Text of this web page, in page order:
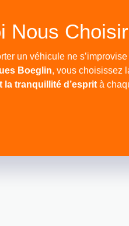
Nous
un véhicule ne s’improvise
Boeglin, vous choisissez
la tranquillité d’esprit à